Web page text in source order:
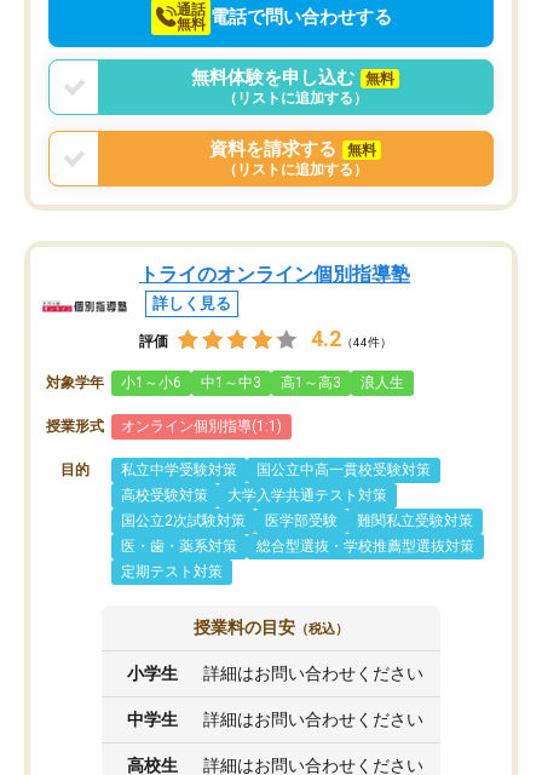
通話
無料 電話で問い合わせする
無料体験を申し込む
無料
（リストに追加する）
資料を請求する
無料
（リストに追加する）
トライのオンライン個別指導塾
詳しく見る
評価 4.2 （44件）
対象学年 小1～小6 中1～中3 高1～高3 浪人生
授業形式 オンライン個別指導(1:1)
目的 私立中学受験対策
国公立中高一貫校受験対策
高校受験対策
大学入学共通テスト対策
国公立2次試験対策
医学部受験
難関私立受験対策
医・歯・薬系対策
総合型選抜・学校推薦型選抜対策
定期テスト対策
授業料の目安 （税込）
小学生 詳細はお問い合わせください
中学生 詳細はお問い合わせください
高校生 詳細はお問い合わせください